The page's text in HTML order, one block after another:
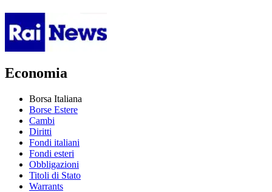
Economia
Borsa Italiana
Borse Estere
Cambi
Diritti
Fondi italiani
Fondi esteri
Obbligazioni
Titoli di Stato
Warrants